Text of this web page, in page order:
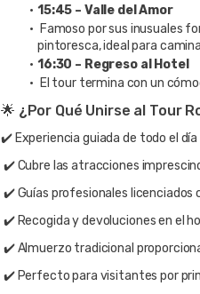
15:45 – Valle del Amor
Famoso por sus inusuales
pintoresca, ideal para
16:30 – Regreso al Hotel
El tour termina con un
🌟 ¿Por Qué Unirse al Tour
✔️ Experiencia guiada de todo el
✔️ Cubre las atracciones
✔️ Guías profesionales licenciados
✔️ Recogida y devoluciones en el
✔️ Almuerzo tradicional
✔️ Perfecto para visitantes por